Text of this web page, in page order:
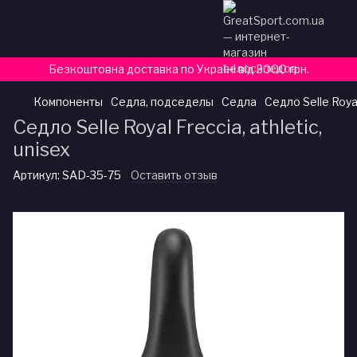
Безкоштовна доставка по Україні від 3000 грн.
Компоненты Седла, подседелы Седла Седло Selle
Седло Selle Royal Freccia, athletic,
unisex
Артикул: SAD-35-75 Оставить отзыв